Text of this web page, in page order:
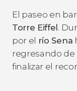
El paseo en
Torre Eiffel.
por el río Sena
regresando
finalizar el